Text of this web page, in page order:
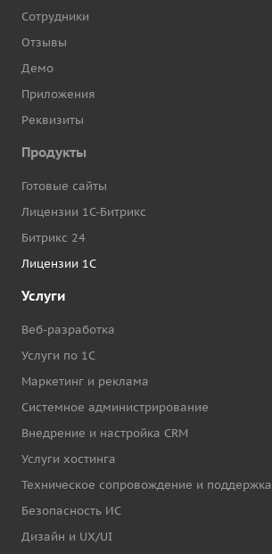
Сотрудники
Отзывы
Демо
Приложения
Реквизиты
Продукты
Готовые сайты
Лицензии 1С-Битрикс
Битрикс 24
Лицензии 1С
Услуги
Веб-разработка
Услуги по 1С
Маркетинг и реклама
Системное администрирование
Внедрение и настройка CRM
Услуги хостинга
Техническое сопровождение и поддержка
Безопасность ИС
Дизайн и UX/UI